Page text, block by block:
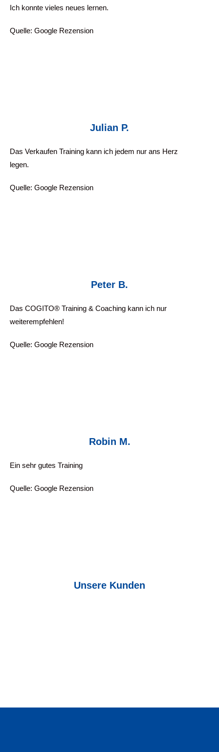
Ich konnte vieles neues lernen.
Quelle: Google Rezension
Julian P.
Das Verkaufen Training kann ich jedem nur ans Herz
legen.
Quelle: Google Rezension
Peter B.
Das COGITO® Training & Coaching kann ich nur
weiterempfehlen!
Quelle: Google Rezension
Robin M.
Ein sehr gutes Training
Quelle: Google Rezension
Unsere Kunden